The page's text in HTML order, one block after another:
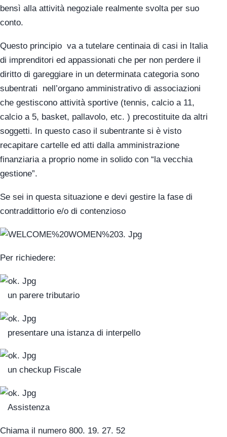
bensì alla attività negoziale realmente svolta per suo
conto.
Questo principio va a tutelare centinaia di casi in Italia
di imprenditori ed appassionati che per non perdere il
diritto di gareggiare in un determinata categoria sono
subentrati nell’organo amministrativo di associazioni
che gestiscono attività sportive (tennis, calcio a 11,
calcio a 5, basket, pallavolo, etc. ) precostituite da altri
soggetti. In questo caso il subentrante si è visto
recapitare cartelle ed atti dalla amministrazione
finanziaria a proprio nome in solido con “la vecchia
gestione”.
Se sei in questa situazione e devi gestire la fase di
contraddittorio e/o di contenzioso
Per richiedere:
un parere tributario
presentare una istanza di interpello
un checkup Fiscale
Assistenza
Chiama il numero 800. 19. 27. 52